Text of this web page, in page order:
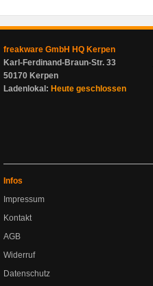
freakware GmbH HQ Kerpen
Karl-Ferdinand-Braun-Str. 33
50170 Kerpen
Ladenlokal: Heute geschlossen
Infos
Impressum
Kontakt
AGB
Widerruf
Datenschutz